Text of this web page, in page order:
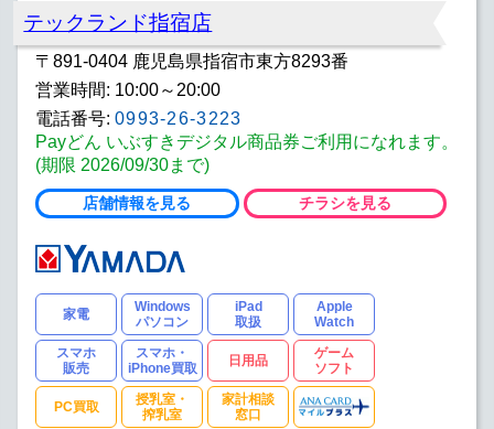
テックランド指宿店
〒891-0404 鹿児島県指宿市東方8293番
営業時間: 10:00～20:00
電話番号: 0993-26-3223
Payどん いぶすきデジタル商品券ご利用になれます。
(期限 2026/09/30まで)
店舗情報を見る チラシを見る
家電
Windows
パソコン
iPad
取扱
Apple
Watch
スマホ
販売
スマホ・
iPhone買取
日用品
ゲーム
ソフト
PC買取
授乳室・
搾乳室
家計相談
窓口